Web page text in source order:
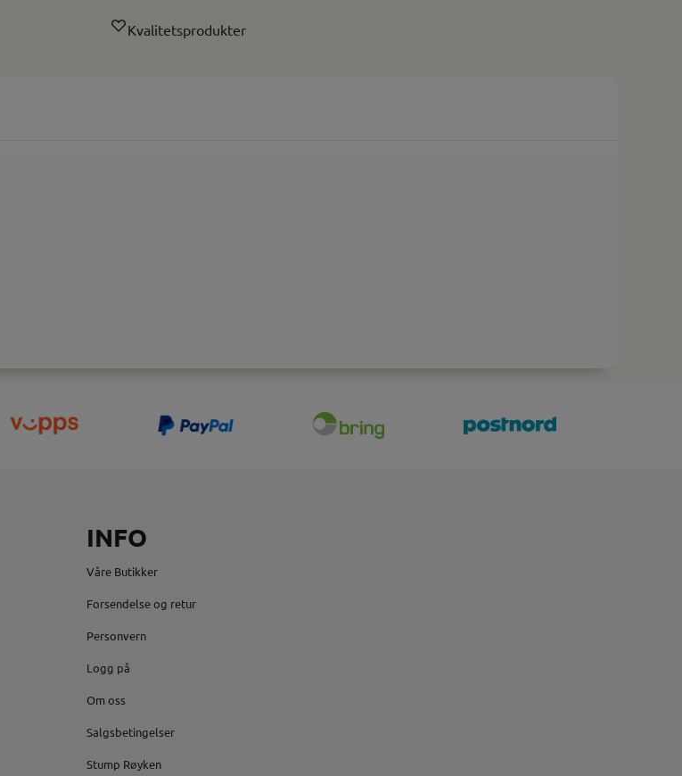
Kvalitetsprodukter
INFO
Våre Butikker
Forsendelse og retur
Personvern
Logg på
Om oss
Salgsbetingelser
Stump Røyken